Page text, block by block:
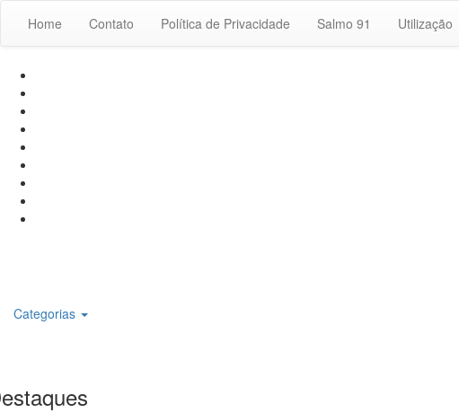
Home Contato Política de Privacidade Salmo 91 Utilização
Categorias